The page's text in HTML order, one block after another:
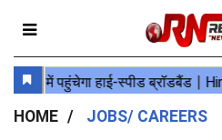
HOME JOBS/ CAREERS